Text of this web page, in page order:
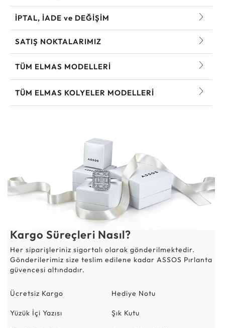
İPTAL, İADE ve DEĞİŞİM
SATIŞ NOKTALARIMIZ
TÜM ELMAS MODELLERI
TÜM ELMAS KOLYELER MODELLERI
Kargo Süreçleri Nasıl?
Her siparişleriniz sigortalı olarak gönderilmektedir.
Gönderilerimiz size teslim edilene kadar ASSOS Pırlanta
güvencesi altındadır.
Ücretsiz Kargo Hediye Notu
Yüzük İçi Yazısı Şık Kutu